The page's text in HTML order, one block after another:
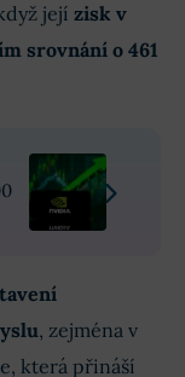
její zisk v
srovnání o 461
, zejména v
která přináší